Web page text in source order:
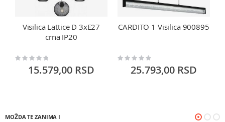
Visilica Lattice D 3xE27
crna IP20
Rating:
15.579,00 RSD
CARDITO 1 Visilica 900895
Rating:
25.793,00 RSD
MOŽDA TE ZANIMA I